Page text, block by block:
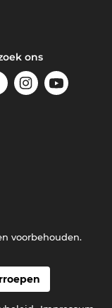
ons
voorbehouden.